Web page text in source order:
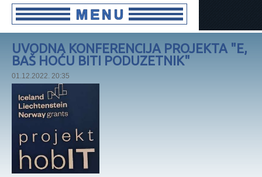
UVODNA KONFERENCIJA PROJEKTA "E,
BAŠ HOĆU BITI PODUZETNIK"
01.12.2022. 20:35